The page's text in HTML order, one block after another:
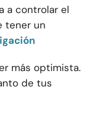
a controlar el
tener un
más optimista.
de tus